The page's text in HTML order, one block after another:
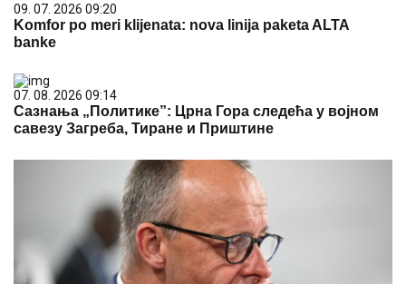
09. 07. 2026 09:20
Komfor po meri klijenata: nova linija paketa ALTA
banke
07. 08. 2026 09:14
Сазнања „Политике”: Црна Гора следећа у војном
савезу Загреба, Тиране и Приштине